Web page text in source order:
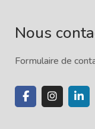
Nous
Formulaire de